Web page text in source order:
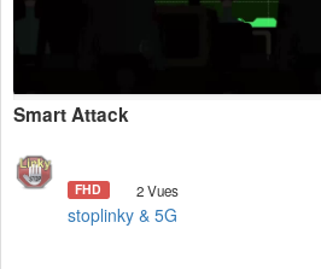
Smart Attack
FHD 2 Vues
stoplinky & 5G